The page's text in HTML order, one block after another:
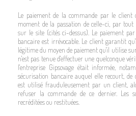
Le paiement de la commande par le client
moment de la passation de celle-ci, par
sur le site (cités ci-dessus). Le paiement
bancaire est irrévocable. Le client garantit
légitime du moyen de paiement qu'il utilise
n'est pas tenue d'effectuer une quelconque
l'entreprise Gipsovage était informée,
sécurisation bancaire auquel elle recourt,
est utilisé frauduleusement par un client,
refuser la commande de ce dernier. Les
recréditées ou restituées.